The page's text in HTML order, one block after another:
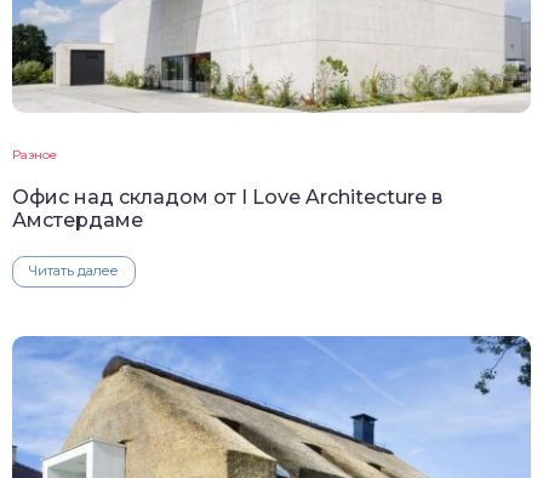
Разное
Офис над складом от I Love Architecture в
Амстердаме
Читать далее